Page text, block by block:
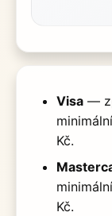
Visa—
Kč.
Kč.